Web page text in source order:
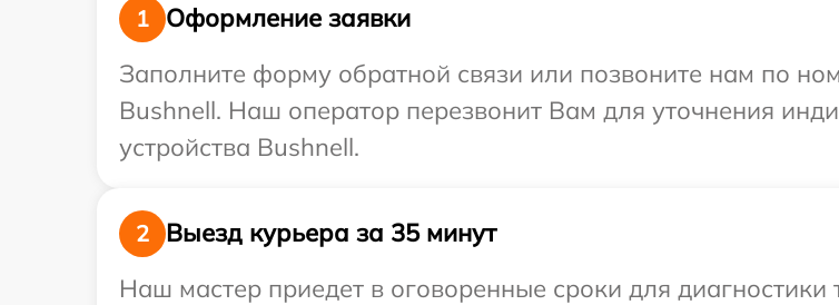
1
Оформление заявки
Заполните форму обратной связи или позвоните нам по
Bushnell. Наш оператор перезвонит Вам для уточнения
устройства Bushnell.
2
Выезд курьера за 35 минут
Наш мастер приедет в оговоренные сроки для